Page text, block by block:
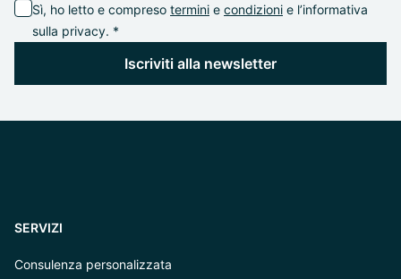
Sì, ho letto e compreso termini e condizioni e l’informativa
sulla privacy. *
Iscriviti alla newsletter
SERVIZI
Consulenza personalizzata